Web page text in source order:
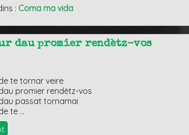
: Coma ma vida
dau promier rendètz-vos
te tornar veire
promier rendètz-vos
passat tornamai
te …